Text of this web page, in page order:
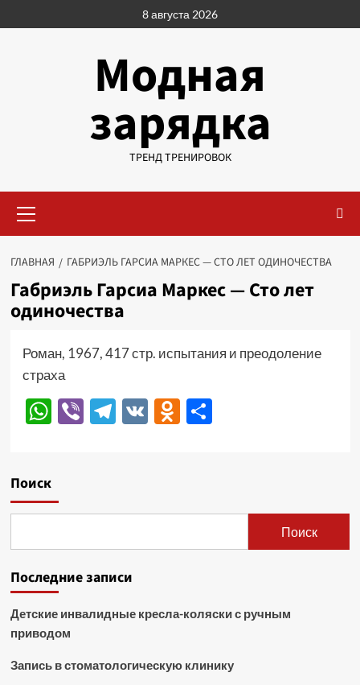
к
8 августа 2026
Модная
зарядка
ТРЕНД ТРЕНИРОВОК
меню
ГЛАВНАЯ ГАБРИЭЛЬ ГАРСИА МАРКЕС — СТО ЛЕТ ОДИНОЧЕСТВА
Габриэль Гарсиа Маркес — Сто лет
одиночества
Роман, 1967, 417 стр. испытания и преодоление
страха
WhatsApp
ViberTelegram
VKOdnoklassniki
Отправить
Поиск
Поиск
Последние записи
Детские инвалидные кресла-коляски с ручным
приводом
Запись в стоматологическую клинику